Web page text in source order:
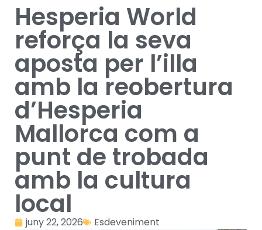
Hesperia World
reforça la seva
aposta per l’illa
amb la reobertura
d’Hesperia
Mallorca com a
punt de trobada
amb la cultura
local
juny 22, 2026 Esdeveniment